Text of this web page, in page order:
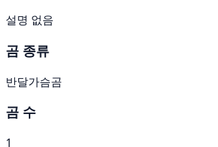
설명 없음
곰 종류
반달가슴곰
곰 수
1